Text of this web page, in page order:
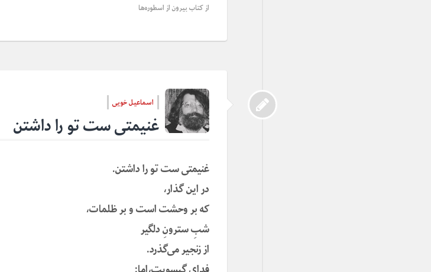
از کتاب بیرون از اسطوره‌ها
اسماعیل خویی
غنیمتی ست تو را داشتن
غنیمتی ست تو را داشتن.
در این گذار،
که بر وحشت است و بر ظلمات،
شبِ سترونِ دلگیر
از زنجیر می‌گذرد.